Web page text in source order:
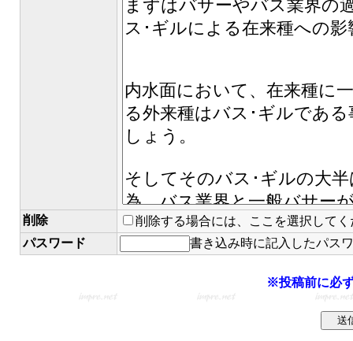
削除
削除する場合には、ここを選択してく
パスワード
書き込み時に記入したパス
※投稿前に必